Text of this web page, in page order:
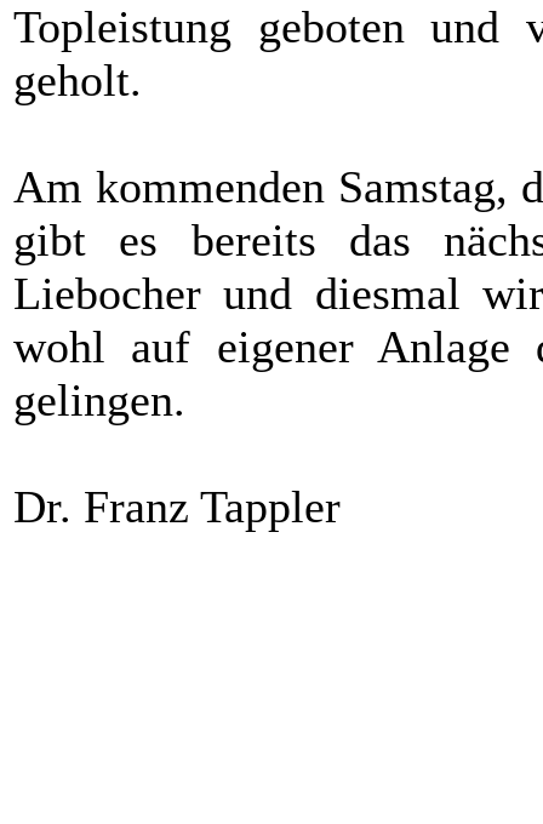
Topleistung geboten
geholt.
Am kommenden Samstag,
gibt es bereits das
Liebocher und diesmal
wohl auf eigener Anlage
gelingen.
Dr. Franz Tappler